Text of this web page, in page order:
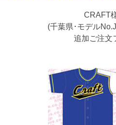
CRAFT
(千葉県･モデル
追加ご注文